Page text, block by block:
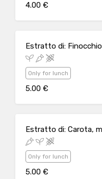
4.00 €
Estratto di:
Only for lunch
5.00 €
Estratto di: Carota,
Only for lunch
5.00 €